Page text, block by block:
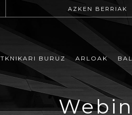
AZKEN BERRIAK
TKNIKARI BURUZ ARLOAK